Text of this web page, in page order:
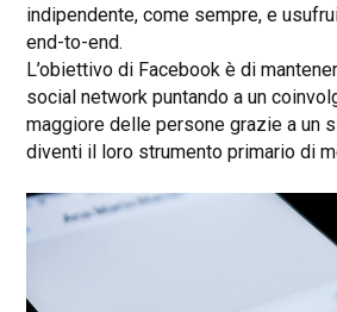
indipendente, come sempre, e
end-to-end.
L’obiettivo di Facebook è di
social network puntando a un
maggiore delle persone grazie a un
diventi il loro strumento primario di